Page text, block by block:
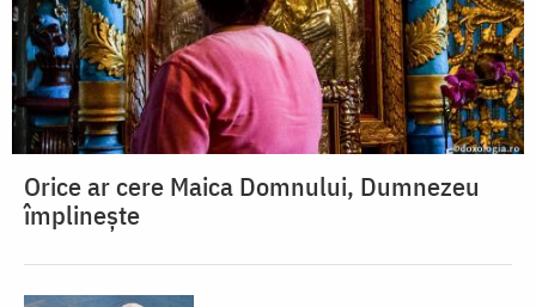
Orice ar cere Maica Domnului, Dumnezeu
împlinește